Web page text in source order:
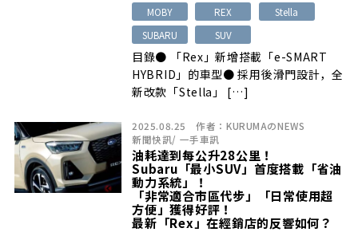
MOBY REX
Stella
SUBARU
SUV
目錄● 「Rex」新增搭載「e-SMART
HYBRID」的車型● 採用後滑門設計，全
新改款「Stella」 […]
2025.08.25 作者： KURUMAのNEWS
新聞快訊/ 一手車訊
油耗達到每公升28公里！
Subaru「最小SUV」首度搭載「省油
動力系統」！
「非常適合市區代步」「日常使用超
方便」獲得好評！
最新「Rex」在經銷店的反響如何？